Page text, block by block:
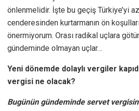
önlenmelidir. İşte bu geçiş Türkiye’yi
cenderesinden kurtarmanın ön
önermiyorum. Orası radikal uçlara
gündeminde olmayan uçlar…
Yeni dönemde dolaylı vergiler
vergisi ne olacak?
Bugünün gündeminde servet